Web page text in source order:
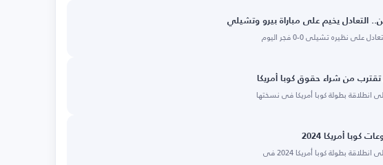
التعادل يخيم على مباراة بيرو وتشيلي
نظيره تشيلي 0-0 فجر اليوم
من شراء حقوق كوبا أمريكا
انطلاقة بطولة كوبا أمريكا في نسختها
أمريكا 2024
بطولة كوبا أمريكا 2024 في